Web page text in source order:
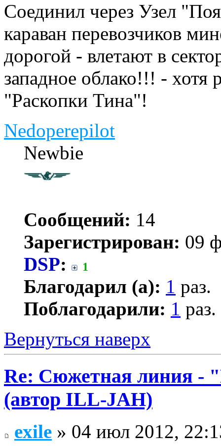
Соединил через Узел
караван перевозчиков
дорогой - влетают в
западное облако!!! - хотя
"Раскопки Тина"!
Nedoperepilot
Newbie
Сообщений: 14
Зарегистрирован: 09
DSP: 1
Благодарил (а): 1 раз.
Поблагодарили: 1 раз.
Вернуться наверх
Re: Сюжетная линия -
(автор ILL-JAH)
exile » 04 июл 2012,